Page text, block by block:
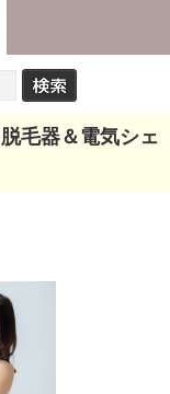
毛器＆電気シェ